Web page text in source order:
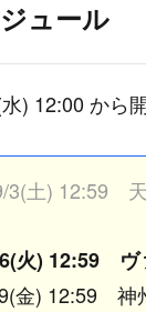
ュール
) 12:00 から
3(土) 12:59
火) 12:59 ヴ
金) 12:59 神